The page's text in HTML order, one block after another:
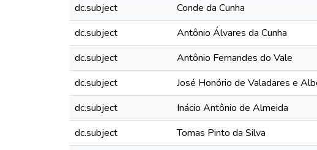
dc.subject
Conde da Cunha
dc.subject
Antônio Álvares da Cunha
dc.subject
Antônio Fernandes do Vale
dc.subject
José Honório de Valadares e
dc.subject
Inácio Antônio de Almeida
dc.subject
Tomas Pinto da Silva